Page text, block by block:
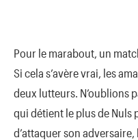
Pour le marabout, un
Si cela s’avère vrai, les
deux lutteurs. N’oublions
qui détient le plus de Nuls
d’attaquer son